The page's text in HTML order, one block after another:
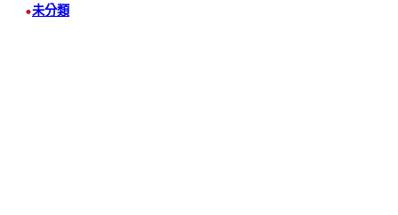
•未分類